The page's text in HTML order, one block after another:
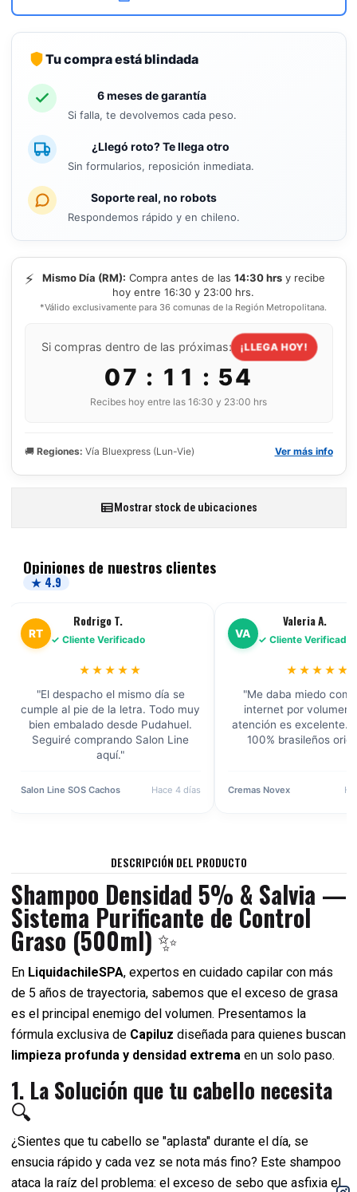
Tu compra está blindada
6 meses de garantía
Si falla, te devolvemos cada peso.
¿Llegó roto? Te llega otro
Sin formularios, reposición inmediata.
Soporte real, no robots
Respondemos rápido y en chileno.
⚡ Mismo Día (RM): Compra antes de las 14:30 hrsy recibe
hoy entre 16:30 y 23:00 hrs.
*Válido exclusivamente para 36 comunas de la Región Metropolitana.
Si compras dentro de las próximas: ¡LLEGA HOY!
07 : 11 : 53
Recibes hoy entre las 16:30 y 23:00 hrs
🚚 Regiones: Vía Bluexpress (Lun-Vie) Ver más info
Mostrar stock de ubicaciones
Opiniones de nuestros clientes
★ 4.9
día se
Todo muy
Pudahuel.
Salon Line
Hace 4 días
VA ✓ Cliente Verificado
"Me daba miedo comprar por
internet por volumen, pero la
atención es excelente. Productos
100% brasileños originales."
Cremas Novex Hace 1 semana
CL ✓
en
Shampoo
DESCRIPCIÓN DEL PRODUCTO
Shampoo Densidad 5% & Salvia —
Sistema Purificante de Control
Graso (500ml) ✨
En LiquidachileSPA, expertos en cuidado capilar con más
de 5 años de trayectoria, sabemos que el exceso de grasa
es el principal enemigo del volumen. Presentamos la
fórmula exclusiva de Capiluz diseñada para quienes buscan
limpieza profunda y densidad extremaen un solo paso.
1. La Solución que tu cabello necesita
🔍
¿Sientes que tu cabello se "aplasta" durante el día, se
ensucia rápido y cada vez se nota más fino? Este shampoo
ataca la raíz del problema: el exceso de sebo que asfixia el